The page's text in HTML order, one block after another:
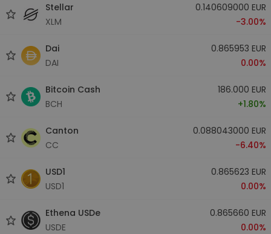
Stellar
XLM
0.140609000 EUR
-3.00%
Dai
DAI
0.865953 EUR
0.00%
Bitcoin Cash
BCH
186.000 EUR
+1.80%
Canton
CC
0.088043000 EUR
-6.40%
USD1
USD1
0.865623 EUR
0.00%
Ethena USDe
USDE
0.865660 EUR
0.00%